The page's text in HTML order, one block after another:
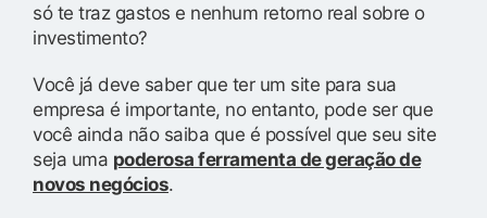
só te traz gastos e nenhum retorno real sobre o
investimento?
Você já deve saber que ter um site para sua
empresa é importante, no entanto, pode ser que
você ainda não saiba que é possível que seu site
seja uma poderosa ferramenta de geração de
novos negócios.